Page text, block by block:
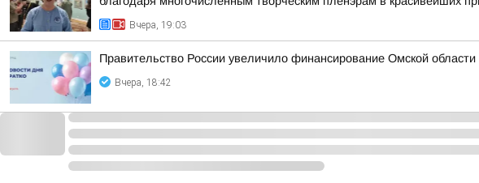
Вчера, 19:03
Правительство России увеличило финансирование Омской области
Вчера, 18:42